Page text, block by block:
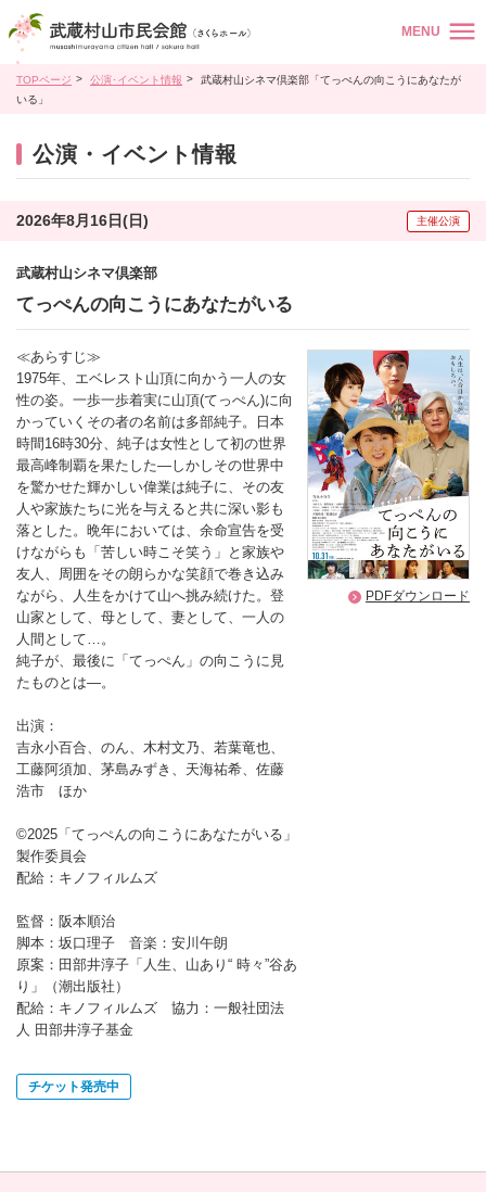
MENU
TOPページ 公演･イベント情報
武蔵村山シネマ倶楽部「てっぺんの向こうにあなたが
いる」
公演・イベント情報
2026年8月16日(日) 主催公演
武蔵村山シネマ倶楽部
てっぺんの向こうにあなたがいる
≪あらすじ≫
1975年、エベレスト山頂に向かう一人の女
性の姿。一歩一歩着実に山頂(てっぺん)に向
かっていくその者の名前は多部純子。日本
時間16時30分、純子は女性として初の世界
最高峰制覇を果たした―しかしその世界中
を驚かせた輝かしい偉業は純子に、その友
人や家族たちに光を与えると共に深い影も
落とした。晩年においては、余命宣告を受
けながらも「苦しい時こそ笑う」と家族や
友人、周囲をその朗らかな笑顔で巻き込み
ながら、人生をかけて山へ挑み続けた。登
山家として、母として、妻として、一人の
人間として…。
純子が、最後に「てっぺん」の向こうに見
たものとは―。
出演：
吉永小百合、のん、木村文乃、若葉竜也、
工藤阿須加、茅島みずき、天海祐希、佐藤
浩市 ほか
©2025「てっぺんの向こうにあなたがいる」
製作委員会
配給：キノフィルムズ
監督：阪本順治
脚本：坂口理子 音楽：安川午朗
原案：田部井淳子「人生、山あり“ 時々”谷あ
り」（潮出版社）
配給：キノフィルムズ 協力：一般社団法
人 田部井淳子基金
チケット発売中
PDFダウンロード